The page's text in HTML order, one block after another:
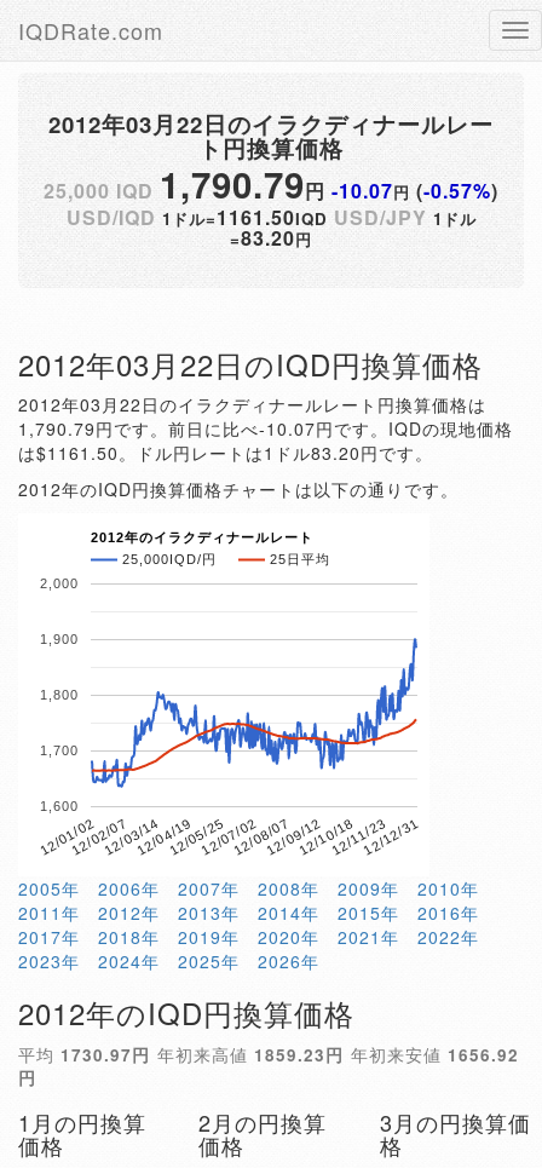
IQDRate.com
2012年03月22日のイラクディナールレー
ト円換算価格
25,000 IQD 1,790.79円 -10.07円 (-0.57%)
USD/IQD 1ドル=1161.50IQD USD/JPY 1ドル
=83.20円
2012年03月22日のIQD円換算価格
2012年03月22日のイラクディナールレート円換算価格は
1,790.79円です。前日に比べ-10.07円です。IQDの現地価格
は$1161.50。ドル円レートは1ドル83.20円です。
2012年のIQD円換算価格チャートは以下の通りです。
2012年のイラクディナールレート
25,000IQD/円
25日平均
12/01/0212/02/0712/03/1412/04/1912/05/2512/07/0212/08/0712/09/1212/10/1812/11/2312/12/31
1,600
1,700
1,800
1,900
2,000
2005年 2006年 2007年 2008年 2009年
2010年
2011年
2012年 2013年 2014年 2015年
2016年
2017年
2018年 2019年 2020年 2021年
2022年
2023年
2024年 2025年 2026年
2012年のIQD円換算価格
平均 1730.97円 年初来高値 1859.23円 年初来安値 1656.92
円
1月の円換算
価格
2月の円換算
価格
3月の円換算価
格